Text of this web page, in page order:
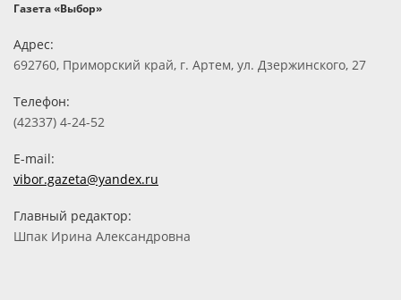
Газета «Выбор»
Адрес:
692760, Приморский край, г. Артем, ул. Дзержинского, 27
Телефон:
(42337) 4-24-52
E-mail:
vibor.gazeta@yandex.ru
Главный редактор:
Шпак Ирина Александровна